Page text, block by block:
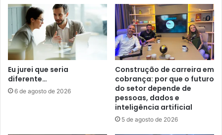
Eu jurei que seria
diferente…
6 de agosto de 2026
Construção de carreira em
cobrança: por que o futuro
do setor depende de
pessoas, dados e
inteligência artificial
5 de agosto de 2026